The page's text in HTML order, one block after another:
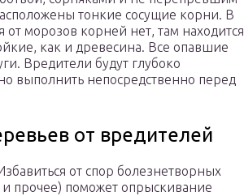
тонкие сосущие корни. В
морозов корней нет, там находится
как и древесина. Все опавшие
Вредители будут глубоко
выполнить непосредственно перед
от вредителей
от спор болезнетворных
прочее) поможет опрыскивание